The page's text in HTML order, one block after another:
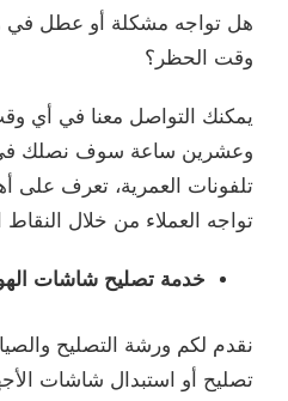
هل تواجه مشكلة أو عطل في
وقت الحظر؟
يمكنك التواصل معنا في أي
وعشرين ساعة سوف نصلك في
تلفونات العمرية، تعرف على
تواجه العملاء من خلال النقاط
خدمة تصليح شاشات
نقدم لكم ورشة التصليح
تصليح أو استبدال شاشات